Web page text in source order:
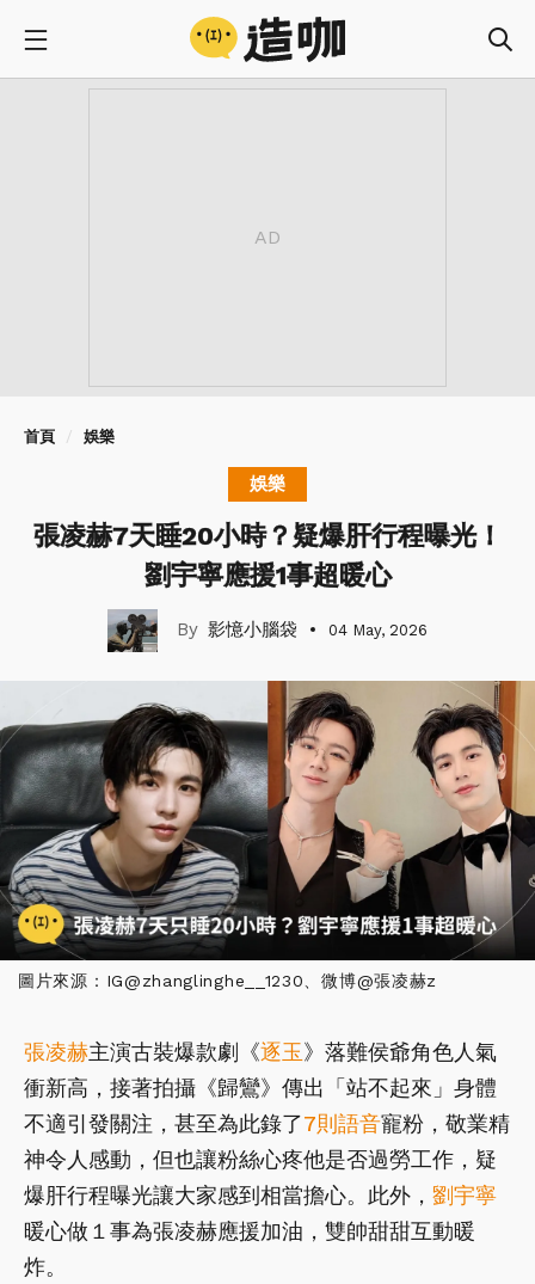
首頁 娛樂
娛樂
張凌赫7天睡20小時？疑爆肝行程曝光！
劉宇寧應援1事超暖心
影憶小腦袋 04 May, 2026
圖片來源：IG@zhanglinghe__1230、微博@張凌赫z
張凌赫主演古裝爆款劇《逐玉》落難侯爺角色人氣
衝新高，接著拍攝《歸鸞》傳出「站不起來」身體
不適引發關注，甚至為此錄了7則語音寵粉，敬業精
神令人感動，但也讓粉絲心疼他是否過勞工作，疑
爆肝行程曝光讓大家感到相當擔心。此外， 劉宇寧
暖心做１事為張凌赫應援加油，雙帥甜甜互動暖
炸。